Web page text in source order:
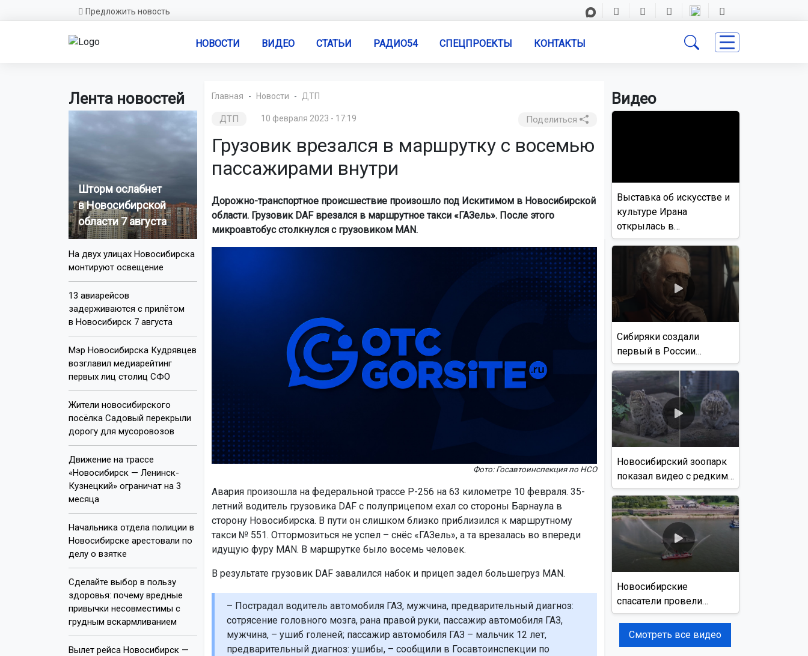
Предложить новость
НОВОСТИ ВИДЕО СТАТЬИ РАДИО54 СПЕЦПРОЕКТЫ КОНТАКТЫ
Лента новостей
Шторм ослабнет
в Новосибирской
области 7 августа
На двух улицах Новосибирска
монтируют освещение
13 авиарейсов
задерживаются с прилётом
в Новосибирск 7 августа
Мэр Новосибирска Кудрявцев
возглавил медиарейтинг
первых лиц столиц СФО
Жители новосибирского
посёлка Садовый перекрыли
дорогу для мусоровозов
Движение на трассе
«Новосибирск — Ленинск-
Кузнецкий» ограничат на 3
месяца
Начальника отдела полиции в
Новосибирске арестовали по
делу о взятке
Сделайте выбор в пользу
здоровья: почему вредные
привычки несовместимы с
грудным вскармливанием
Вылет рейса Новосибирск —
Главная Новости ДТП
ДТП 10 февраля 2023 - 17:19 Поделиться
Грузовик врезался в маршрутку с восемью
пассажирами внутри
Дорожно-транспортное происшествие произошло под Искитимом в Новосибирской
области. Грузовик DAF врезался в маршрутное такси «ГАЗель». После этого
микроавтобус столкнулся с грузовиком MAN.
Фото: Госавтоинспекция по НСО
Авария произошла на федеральной трассе Р-256 на 63 километре 10 февраля. 35-
летний водитель грузовика DAF с полуприцепом ехал со стороны Барнаула в
сторону Новосибирска. В пути он слишком близко приблизился к маршрутному
такси № 551. Оттормозиться не успел – снёс «ГАЗель», а та врезалась во впереди
идущую фуру MAN. В маршрутке было восемь человек.
В результате грузовик DAF завалился набок и прицеп задел большегруз MAN.
– Пострадал водитель автомобиля ГАЗ, мужчина, предварительный диагноз:
сотрясение головного мозга, рана правой руки, пассажир автомобиля ГАЗ,
мужчина, – ушиб голеней; пассажир автомобиля ГАЗ – мальчик 12 лет,
предварительный диагноз: ушибы, – сообщили в Госавтоинспекции по
Видео
Выставка об искусстве и
культуре Ирана
открылась в
Новосибирске
Сибиряки создали
первый в России
документальный фильм
с использованием ИИ
Новосибирский зоопарк
показал видео с редким
виверровым котом
Новосибирские
спасатели провели
учения на реке Обь
Смотреть все видео